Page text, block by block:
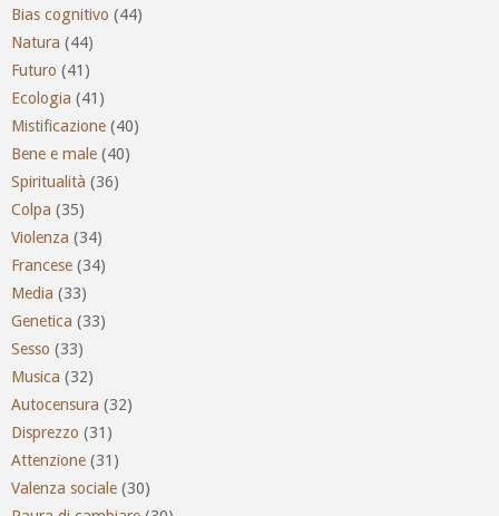
Bias cognitivo (44)
Natura (44)
Futuro (41)
Ecologia (41)
Mistificazione (40)
Bene e male (40)
Spiritualità (36)
Colpa (35)
Violenza (34)
Francese (34)
Media (33)
Genetica (33)
Sesso (33)
Musica (32)
Autocensura (32)
Disprezzo (31)
Attenzione (31)
Valenza sociale (30)